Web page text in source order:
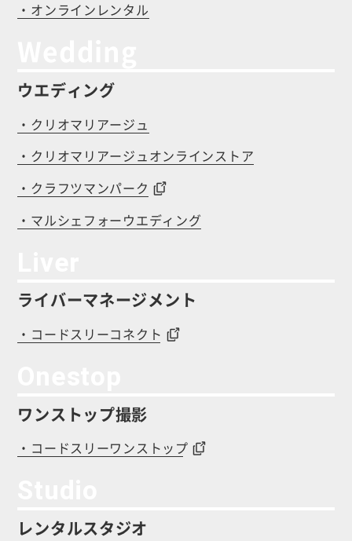
・オンラインレンタル
ウエディング
・クリオマリアージュ
・クリオマリアージュオンラインストア
・クラフツマンパーク
・マルシェフォーウエディング
ライバーマネージメント
・コードスリーコネクト
ワンストップ撮影
・コードスリーワンストップ
レンタルスタジオ